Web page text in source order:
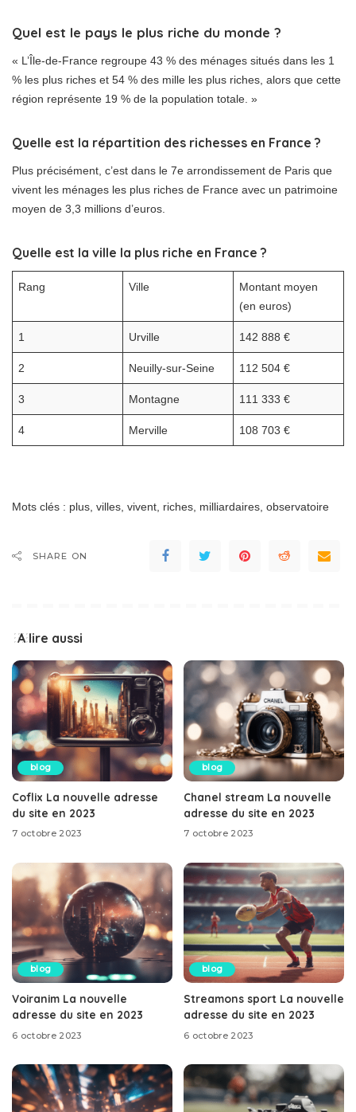
Quel est le pays le plus riche du monde ?
« L’Île-de-France regroupe 43 % des ménages situés dans les 1
% les plus riches et 54 % des mille les plus riches, alors que cette
région représente 19 % de la population totale. »
Quelle est la répartition des richesses en France ?
Plus précisément, c’est dans le 7e arrondissement de Paris que
vivent les ménages les plus riches de France avec un patrimoine
moyen de 3,3 millions d’euros.
Quelle est la ville la plus riche en France ?
Rang Ville
Montant moyen
(en euros)
1 Urville 142 888 €
2 Neuilly-sur-Seine 112 504 €
3 Montagne 111 333 €
4 Merville 108 703 €
Mots clés : plus, villes, vivent, riches, milliardaires, observatoire
SHARE ON
A lire aussi
blog
Coflix La nouvelle adresse
du site en 2023
7 octobre 2023
blog
Chanel stream La nouvelle
adresse du site en 2023
7 octobre 2023
blog
Voiranim La nouvelle
adresse du site en 2023
6 octobre 2023
blog
Streamons sport La nouvelle
adresse du site en 2023
6 octobre 2023